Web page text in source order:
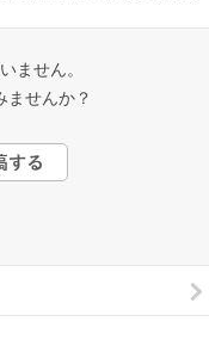
ません。
ませんか？